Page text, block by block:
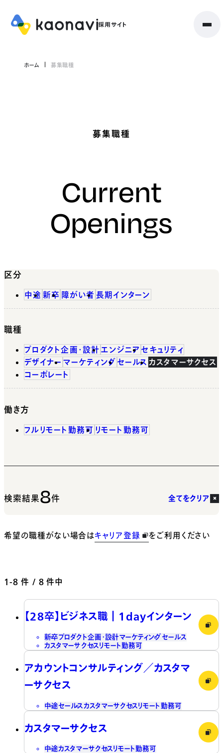
ホーム 募集職種
募集職種
Current
Openings
区分
中途 新卒 障がい者 長期インターン
職種
プロダクト企画・設計 エンジニア セキュリティ
デザイナー マーケティング セールス カスタマーサクセス
コーポレート
働き方
フルリモート勤務可 リモート勤務可
検索結果8件 全てをクリア
希望の職種がない場合はキャリア登録 をご利用ください
1-8 件 / 8 件中
【28卒】ビジネス職┃1dayインターン
新卒プロダクト企画・設計マーケティング セールス
カスタマーサクセスリモート勤務可
アカウントコンサルティング／カスタマ
ーサクセス
中途セールス カスタマーサクセス リモート勤務可
カスタマーサクセス
中途カスタマーサクセスリモート勤務可